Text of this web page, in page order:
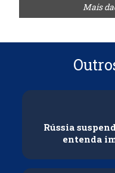
Mais
Rússia
entenda